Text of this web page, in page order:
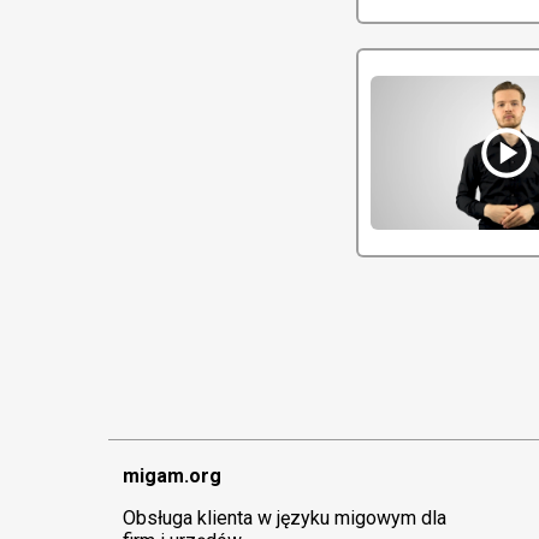
play_circle
migam.org
Obsługa klienta w języku migowym dla